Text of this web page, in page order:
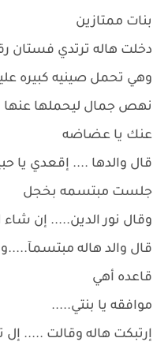
بنات ممتازين
دخلت هاله ترتدي فستان
وهي تحمل صينيه كبيره
نهص جمال ليحملها
عنك يا عضاضه
قال والدها .... إقعدي يا
جلست مبتسمه بخجل
وقال نور الدين..... إن شاء
قال والد هاله
قاعده أهي
موافقه يا بنتي.....
إرتبكت هاله وقالت ..... إل